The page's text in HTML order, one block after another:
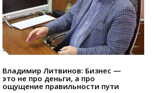
Владимир Литвинов: Бизнес —
это не про деньги, а про
ощущение правильности пути